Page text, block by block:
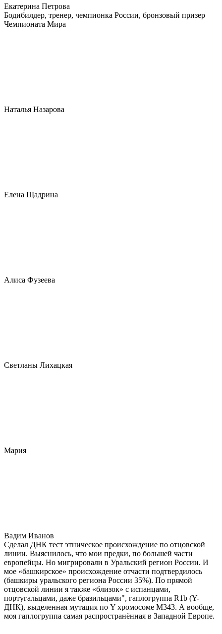
Екатерина Петрова
Бодибилдер, тренер, чемпионка России, бронзовый призер
Чемпионата Мира
Наталья Назарова
Елена Щадрина
Алиса Фузеева
Светланы Лихацкая
Мария
Вадим Иванов
Сделал ДНК тест этническое происхождение по отцовской
линии. Выяснилось, что мои предки, по большей части
европейцы. Но мигрировали в Уральский регион России. И
мое «башкирское» происхождение отчасти подтвердилось
(башкиры уральского региона России 35%). По прямой
отцовской линии я также «близок» с испанцами,
португальцами, даже бразильцами", гаплогруппа R1b (Y-
ДНК), выделенная мутация по Y хромосоме М343. А вообще,
моя гаплогруппа самая распространённая в Западной Европе.